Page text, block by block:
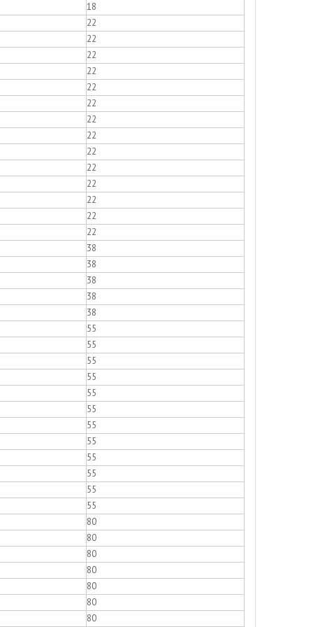
18
22
22
22
22
22
22
22
22
22
22
22
22
22
22
38
38
38
38
38
55
55
55
55
55
55
55
55
55
55
55
55
80
80
80
80
80
80
80